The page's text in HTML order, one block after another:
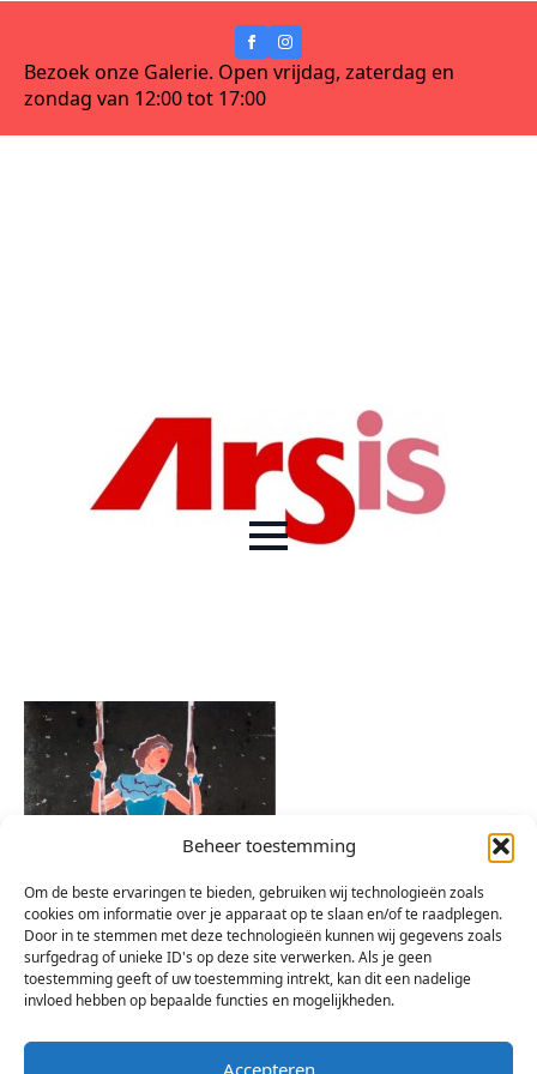
Beheer toestemming
Om de beste ervaringen te bieden, gebruiken wij technologieën zoals
cookies om informatie over je apparaat op te slaan en/of te raadplegen.
Door in te stemmen met deze technologieën kunnen wij gegevens zoals
surfgedrag of unieke ID's op deze site verwerken. Als je geen
toestemming geeft of uw toestemming intrekt, kan dit een nadelige
invloed hebben op bepaalde functies en mogelijkheden.
Accepteren
Bezoek onze Galerie. Open vrijdag, zaterdag en
zondag van 12:00 tot 17:00